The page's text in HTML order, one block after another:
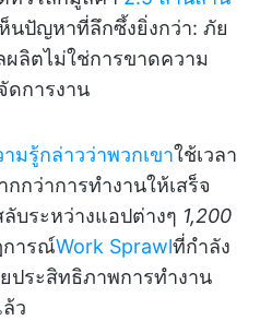
นปัญหาที่ลึกซึ้งยิ่งกว่า: ภัย
ลิตไม่ใช่การขาดความ
ดการงาน
มรู้กล่าวว่าพวกเขาใช้เวลา
กว่าการทำงานให้เสร็จ
บระหว่างแอปต่างๆ 1,200
การณ์Work Sprawlที่กำลัง
ประสิทธิภาพการทำงาน
ว